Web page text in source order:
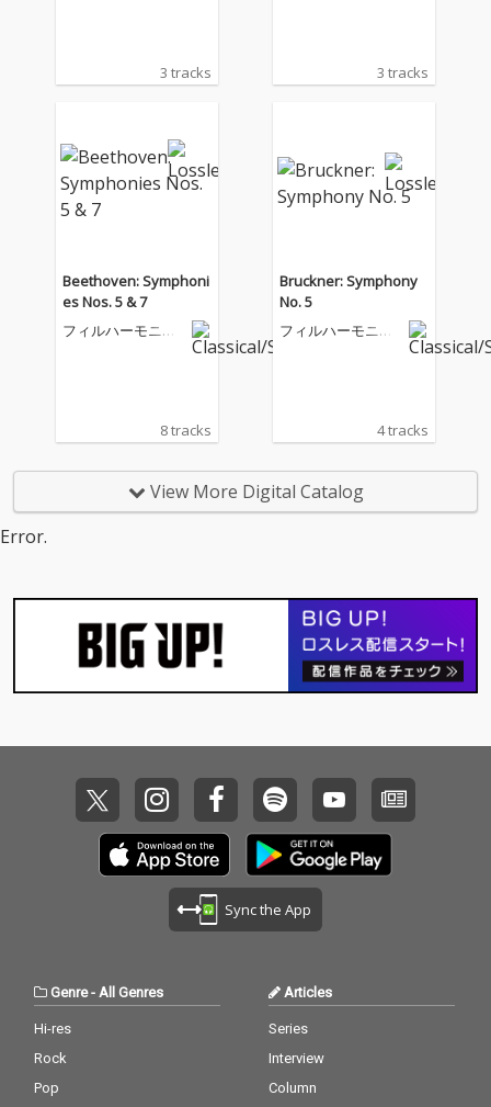
3 tracks 3 tracks
Beethoven: Symphoni
es Nos. 5 & 7
フィルハーモニア
8 tracks
Bruckner: Symphony
No. 5
フィルハーモニア
4 tracks
View More Digital Catalog
Error.
Sync the App
Genre- All Genres
Hi-res
Rock
Pop
Articles
Series
Interview
Column